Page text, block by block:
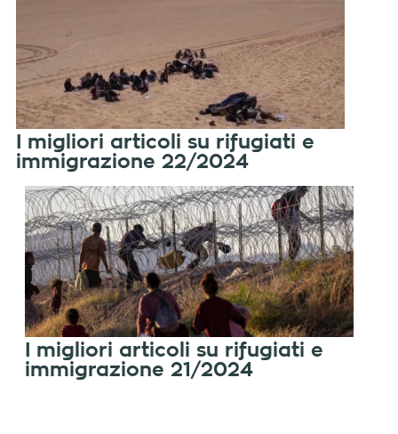
I migliori articoli su rifugiati e
immigrazione 22/2024
I migliori articoli su rifugiati e
immigrazione 21/2024